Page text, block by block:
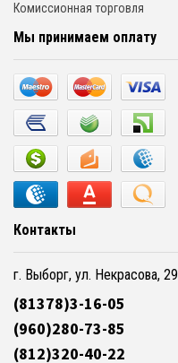
Комиссионная торговля
Мы принимаем оплату
Контакты
г. Выборг, ул. Некрасова, 29
(81378)3-16-05
(960)280-73-85
(812)320-40-22